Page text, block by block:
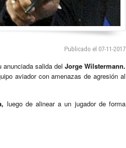
Publicado el 07-11-2017
salida del Jorge Wilstermann.
aviador con amenazas de agresión al
luego de alinear a un jugador de forma